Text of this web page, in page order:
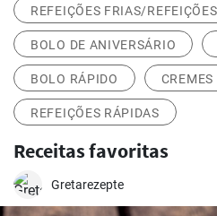
REFEIÇÕES FRIAS/REFEIÇÕES
BOLO DE ANIVERSÁRIO
BOLO RÁPIDO CREMES
REFEIÇÕES RÁPIDAS
Receitas favoritas
Gretarezepte